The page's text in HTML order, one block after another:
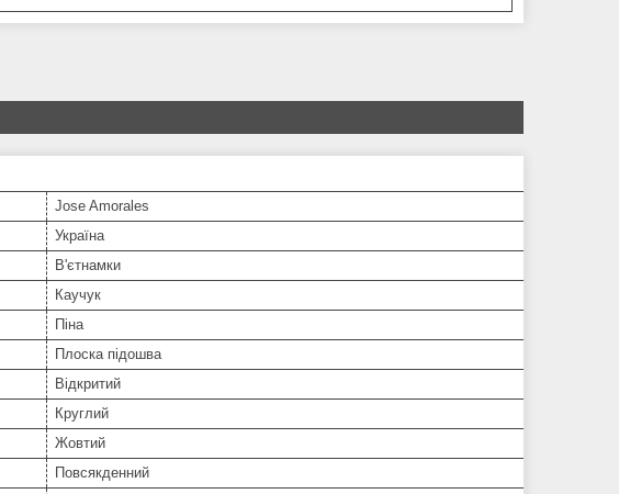
Jose Amorales
Україна
В'єтнамки
Каучук
Піна
Плоска підошва
Відкритий
Круглий
Жовтий
Повсякденний